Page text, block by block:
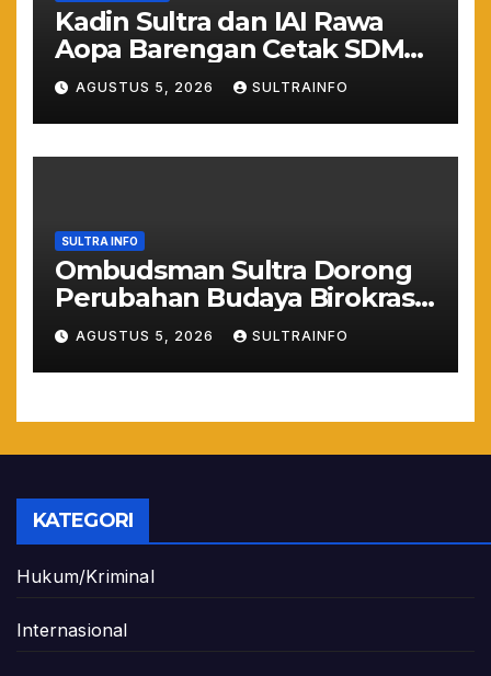
Kadin Sultra dan IAI Rawa
Aopa Barengan Cetak SDM
Siap Kerja dan Wirausaha
Muda
AGUSTUS 5, 2026 SULTRAINFO
SULTRA INFO
Ombudsman Sultra Dorong
Perubahan Budaya Birokrasi
Lewat Penilaian
Maladministrasi 2026
AGUSTUS 5, 2026 SULTRAINFO
KATEGORI
Hukum/Kriminal
Internasional